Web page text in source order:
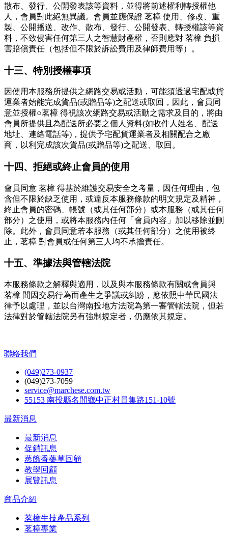
散布、發行、公開發表該等資料，並得將前述權利轉授權他
人，會員對此絕無異議。會員並應保證 茗樟 使用、修改、重
製、公開播送、改作、散布、發行、公開發表、轉授權該等資
料，不致侵害任何第三人之智慧財產權，否則應對 茗樟 負損
害賠償責任（包括但不限於訴訟費用及律師費用等）。
十三、特別授權事項
因使用本服務所提供之網路交易或活動，可能須透過宅配或貨
運業者始能完成貨品(或贈品等)之配送或取回，因此，會員同
意並授權○茗樟 得視該次網路交易或活動之需求及目的，將由
會員所提供且為配送所必要之個人資料(如收件人姓名、配送
地址、連絡電話等)，提供予宅配貨運業者及相關配合之廠
商，以利完成該次貨品(或贈品等)之配送、取回。
十四、拒絕或終止會員的使用
會員同意 茗樟 得基於維護交易安全之考量，因任何理由，包
含但不限於缺乏使用，或違反本服務條款的明文規定及精神，
終止會員的密碼、帳號（或其任何部分）或本服務（或其任何
部分）之使用，或將本服務內任何「會員內容」加以移除並刪
除。此外，會員同意若本服務（或其任何部分）之使用被終
止，茗樟 對會員或任何第三人均不承擔責任。
十五、準據法與管轄法院
本服務條款之解釋與適用，以及與本服務條款有關或會員與
茗樟 間因交易行為而產生之爭議或糾紛，應依照中華民國法
律予以處理，並以台灣南投地方法院為第一審管轄法院，但若
法律對於管轄法院另有強制規定者，仍應依其規定。
聯絡我們
(049)273-0937
(049)273-7059
service@marchese.com.tw
55153 南投縣名間鄉中正村員集路151-10號
最新消息
最新消息
促銷訊息
蒸餾香藥草回顧
教學回顧
展覽訊息
商品介紹
茗樟生技產品系列
茗樟專業